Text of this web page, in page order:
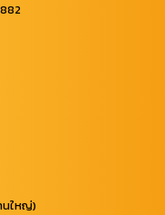
นใหญ่)